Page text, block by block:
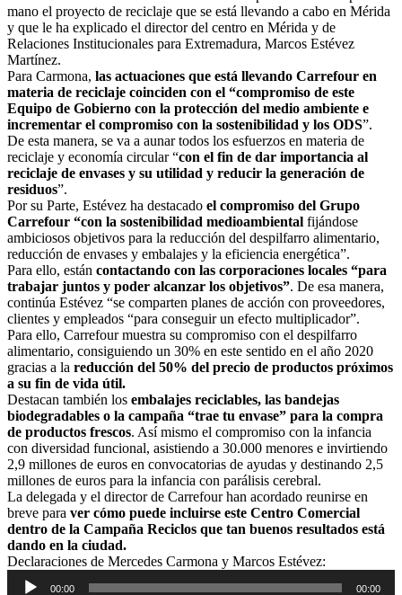
mano el proyecto de reciclaje que se está llevando a cabo en Mérida
y que le ha explicado el director del centro en Mérida y de
Relaciones Institucionales para Extremadura, Marcos Estévez
Martínez.
Para Carmona, las actuaciones que está llevando Carrefour en
materia de reciclaje coinciden con el “compromiso de este
Equipo de Gobierno con la protección del medio ambiente e
incrementar el compromiso con la sostenibilidad y los ODS”.
De esta manera, se va a aunar todos los esfuerzos en materia de
reciclaje y economía circular “con el fin de dar importancia al
reciclaje de envases y su utilidad y reducir la generación de
residuos”.
Por su Parte, Estévez ha destacado el compromiso del Grupo
Carrefour “con la sostenibilidad medioambiental fijándose
ambiciosos objetivos para la reducción del despilfarro alimentario,
reducción de envases y embalajes y la eficiencia energética”.
Para ello, están contactando con las corporaciones locales “para
trabajar juntos y poder alcanzar los objetivos”. De esa manera,
continúa Estévez “se comparten planes de acción con proveedores,
clientes y empleados “para conseguir un efecto multiplicador”.
Para ello, Carrefour muestra su compromiso con el despilfarro
alimentario, consiguiendo un 30% en este sentido en el año 2020
gracias a la reducción del 50% del precio de productos próximos
a su fin de vida útil.
Destacan también los embalajes reciclables, las bandejas
biodegradables o la campaña “trae tu envase” para la compra
de productos frescos. Así mismo el compromiso con la infancia
con diversidad funcional, asistiendo a 30.000 menores e invirtiendo
2,9 millones de euros en convocatorias de ayudas y destinando 2,5
millones de euros para la infancia con parálisis cerebral.
La delegada y el director de Carrefour han acordado reunirse en
breve para ver cómo puede incluirse este Centro Comercial
dentro de la Campaña Reciclos que tan buenos resultados está
dando en la ciudad.
Declaraciones de Mercedes Carmona y Marcos Estévez:
Reproductor
00:00 00:00